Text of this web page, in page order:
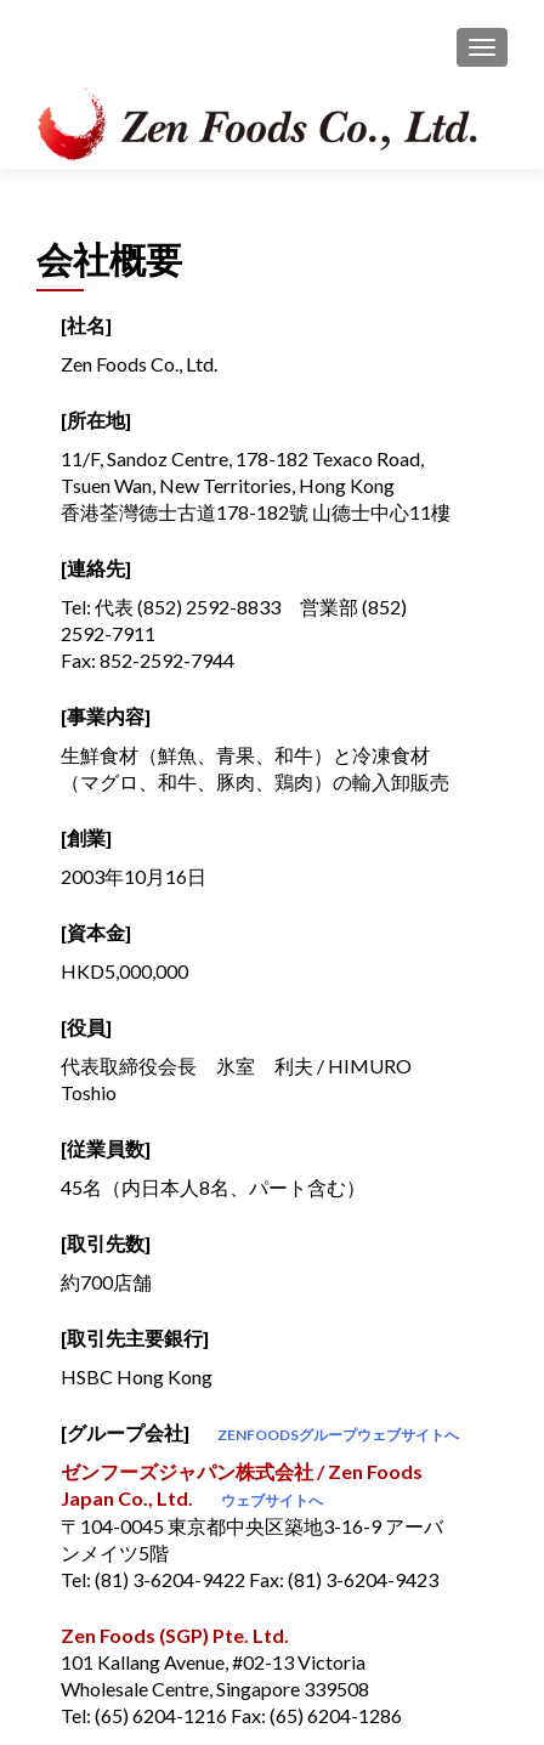
会社概要
[社名]
Zen Foods Co., Ltd.
[所在地]
11/F, Sandoz Centre, 178-182 Texaco Road,
Tsuen Wan, New Territories, Hong Kong
香港荃灣德士古道178-182號 山德士中心11樓
[連絡先]
Tel: 代表 (852) 2592-8833 営業部 (852)
2592-7911
Fax: 852-2592-7944
[事業内容]
生鮮食材（鮮魚、青果、和牛）と冷凍食材
（マグロ、和牛、豚肉、鶏肉）の輸入卸販売
[創業]
2003年10月16日
[資本金]
HKD5,000,000
[役員]
代表取締役会長 氷室 利夫 / HIMURO
Toshio
[従業員数]
45名（内日本人8名、パート含む）
[取引先数]
約700店舗
[取引先主要銀行]
HSBC Hong Kong
[グループ会社] ZENFOODSグループウェブサイトへ
ゼンフーズジャパン株式会社 / Zen Foods
Japan Co., Ltd.
ウェブサイトへ
〒104-0045 東京都中央区築地3-16-9 アーバ
ンメイツ5階
Tel: (81) 3-6204-9422 Fax: (81) 3-6204-9423
Zen Foods (SGP) Pte. Ltd.
101 Kallang Avenue, #02-13 Victoria
Wholesale Centre, Singapore 339508
Tel: (65) 6204-1216 Fax: (65) 6204-1286